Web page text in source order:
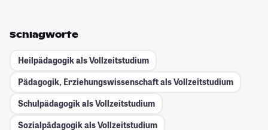
Schlagworte
Heilpädagogik als Vollzeitstudium
Pädagogik, Erziehungswissenschaft als Vollzeitstudium
Schulpädagogik als Vollzeitstudium
Sozialpädagogik als Vollzeitstudium